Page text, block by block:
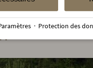
· Protection des